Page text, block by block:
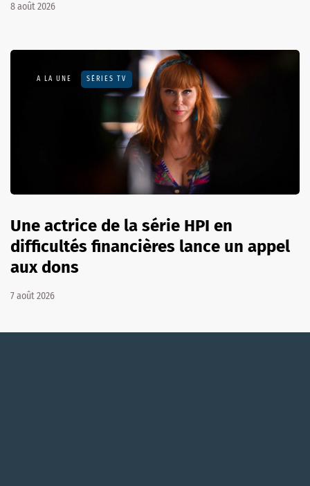
8 août 2026
A LA UNE SÉRIES TV
Une actrice de la série HPI en
difficultés financières lance un appel
aux dons
7 août 2026